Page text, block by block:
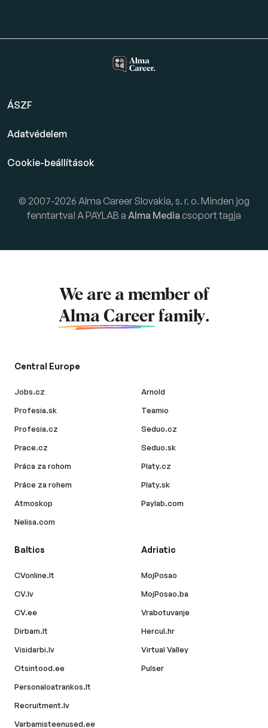
ÁSZF
Adatvédelem
Cookie-beállítások
© 2007-2026 Alma Career Slovakia, s. r. o. Minden jog
fenntartva! A PAYLAB a Alma Media csoport tagja
We are a member of
Alma Career family.
Central Europe
Jobs.cz
Profesia.sk
Profesia.cz
Prace.cz
Práca za rohom
Práce za rohem
Atmoskop
Nelisa.com
Arnold
Teamio
Seduo.cz
Seduo.sk
Platy.cz
Platy.sk
Paylab.com
Baltics
CVonline.lt
CV.lv
CV.ee
Dirbam.lt
Visidarbi.lv
Otsintood.ee
Personaloatrankos.lt
Recruitment.lv
Varbamisteenused.ee
Adriatic
MojPosao
MojPosao.ba
Vrabotuvanje
Hercul.hr
Virtual Valley
Pulser